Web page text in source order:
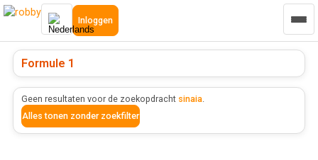
Inloggen
Formule 1
Geen resultaten voor de zoekopdracht sinaia.
Alles tonen zonder zoekfilter